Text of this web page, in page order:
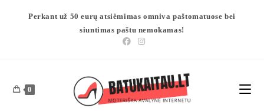
Perkant už 50 eurų atsiėmimas omniva paštomatuose bei
siuntimas paštu nemokamas!
0